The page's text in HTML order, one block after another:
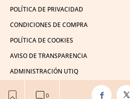
POLÍTICA DE PRIVACIDAD
CONDICIONES DE COMPRA
POLÍTICA DE COOKIES
AVISO DE TRANSPARENCIA
ADMINISTRACIÓN UTIQ